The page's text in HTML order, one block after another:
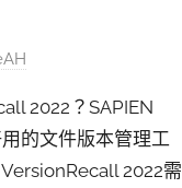
2022？SAPIEN
的文件版本管理工
2022需